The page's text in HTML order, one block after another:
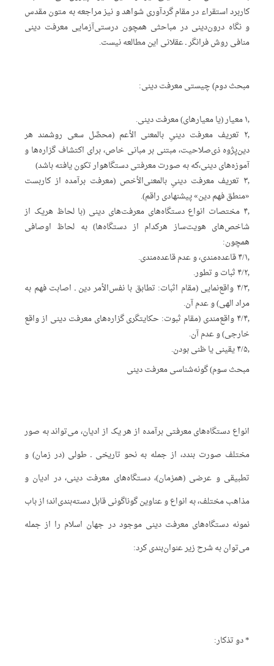
کاربرد استقراء در مقام گردآوری شواهد و نیز مراجعه به متون مقدس
و نگاه درون‌دینی در مباحثی همچون درستی‌آزمایی معرفت دینی
منافی روش فرانگر ـ عقلانی این مطالعه نیست.
مبحث دوم) چیستی معرفت دینی:
۱٫ معیار (یا معیارهای) معرفت دینی.
۲٫ تعریف معرفت دینیِ بالمعنی‌ الأعم (محصَّل سعی روشمند هر
دین‌پژوه ذی‌صلاحیت، مبتنی بر مبانی خاص، برای اکتشاف گزاره‌ها و
آموزه‌های دینی،که به صورت معرفتی دستگاهوار تکون یافته باشد)
۳٫ تعریف معرفت دینیِ بالمعنی‌‌الأخص (معرفت برآمده از کاربست
«منطق فهم دین» پیشنهادی راقم).
۴٫ مختصات انواع دستگاه‌های معرفت‌های دینی (با لحاظ هریک از
شاخص‌های هویت‌ساز هرکدام از دستگاه‌ها) به لحاظ اوصافی
همچون:
۴/۱٫ قاعده‌مندی، و عدم قاعده‌مندی.
۴/۲٫ ثبات و تطور.
۴/۳٫ واقع‌نمایی (مقام اثبات: تطابق با نفس‌الأمر دین ـ اصابت فهم به
مراد الهی) و عدم آن.
۴/۴٫ واقع‌مندی (مقام ثبوت: حکایتگری گزاره‌های معرفت دینی از واقع
خارجی) و عدم آن.
۴/۵٫ یقینی یا ظنی بودن.
مبحث سوم) گونه‌شناسی معرفت دینی
انواع دستگاه‌های معرفتی برآمده از هر یک از ادیان، می‌تواند به صور
مختلف صورت بندد، از جمله به نحو تاریخی ـ طولی (در زمان) و
تطبیقی و عرضی (همزمان)، دستگاه‌های معرفت دینی، در ادیان و
مذاهب مختلف، به انواع و عناوین گوناگونی قابل دسته‌بندی‌اند؛ از باب
نمونه دستگاه‌های معرفت دینی موجود در جهان اسلام را از جمله
می‌توان به شرح زیر عنوان‌بندی کرد:
* دو تذکار: